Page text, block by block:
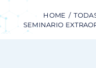
HOME
SEMINARIO